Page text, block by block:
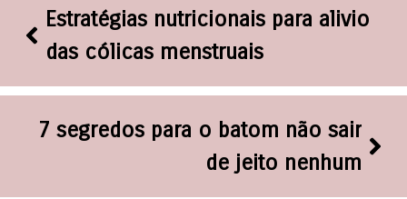
Estratégias nutricionais para alivio
das cólicas menstruais
7 segredos para o batom não sair
de jeito nenhum